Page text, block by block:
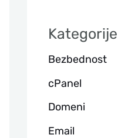
г
а
Kategorije
Bezbednost
cPanel
Domeni
Email